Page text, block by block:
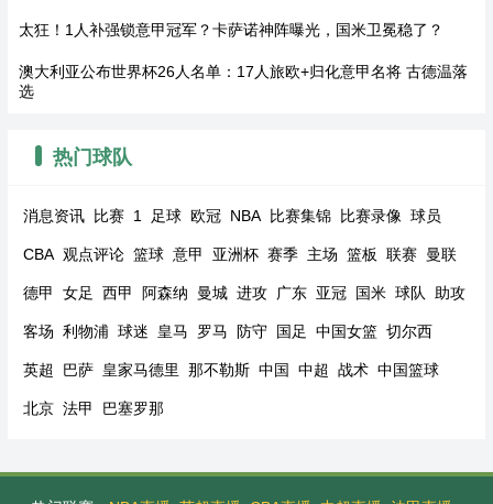
太狂！1人补强锁意甲冠军？卡萨诺神阵曝光，国米卫冕稳了？
澳大利亚公布世界杯26人名单：17人旅欧+归化意甲名将 古德温落
选
热门球队
消息资讯 比赛 1 足球 欧冠 NBA 比赛集锦 比赛录像 球员
CBA 观点评论 篮球 意甲 亚洲杯 赛季 主场 篮板 联赛 曼联
德甲 女足 西甲 阿森纳 曼城 进攻 广东 亚冠 国米 球队 助攻
客场 利物浦 球迷 皇马 罗马 防守 国足 中国女篮 切尔西
英超 巴萨 皇家马德里 那不勒斯 中国 中超 战术 中国篮球
北京 法甲 巴塞罗那